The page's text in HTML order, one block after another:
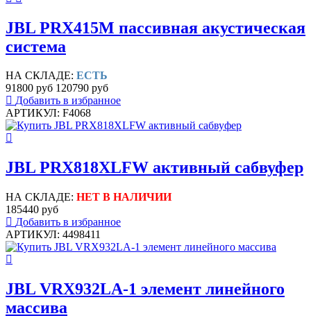
JBL PRX415M пассивная акустическая
система
НА СКЛАДЕ: ЕСТЬ
91800 руб 120790 руб
Добавить в избранное
АРТИКУЛ: F4068
JBL PRX818XLFW активный сабвуфер
НА СКЛАДЕ: НЕТ В НАЛИЧИИ
185440 руб
Добавить в избранное
АРТИКУЛ: 4498411
JBL VRX932LA-1 элемент линейного
массива